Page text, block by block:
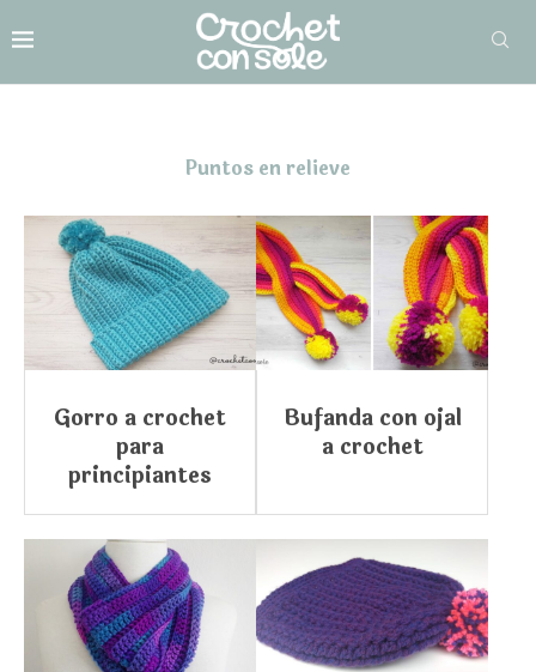
Puntos en relieve
Gorro a crochet
para
principiantes
Bufanda con ojal
a crochet